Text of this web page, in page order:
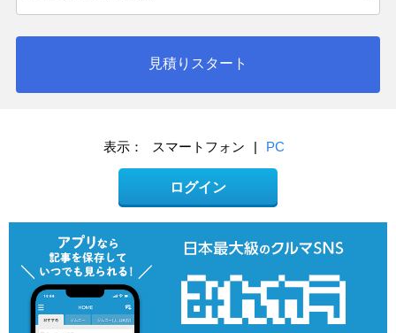
見積りスタート
表示： スマートフォン | PC
ログイン